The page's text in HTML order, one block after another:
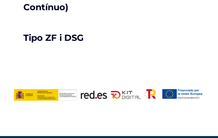
Contínuo)
Tipo ZF i DSG